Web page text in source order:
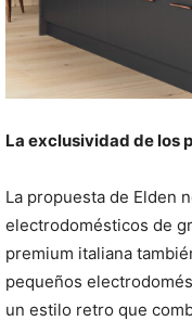
La exclusividad de los
La propuesta de Elden
electrodomésticos de
premium italiana
pequeños
un estilo retro que